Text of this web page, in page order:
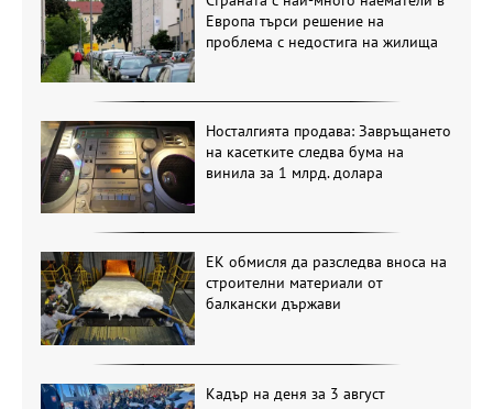
Европа търси решение на
проблема с недостига на жилища
Носталгията продава: Завръщането
на касетките следва бума на
винила за 1 млрд. долара
ЕК обмисля да разследва вноса на
строителни материали от
балкански държави
Кадър на деня за 3 август